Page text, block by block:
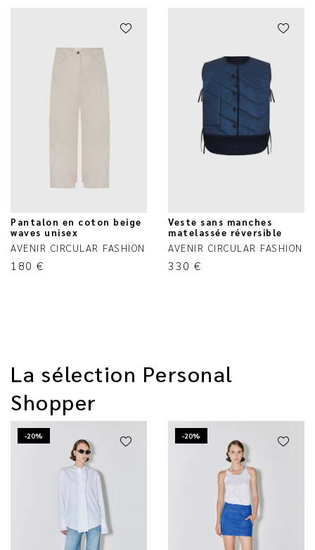
Pantalon en coton beige
waves unisex
AVENIR CIRCULAR FASHION
180 €
Veste sans manches
matelassée réversible
AVENIR CIRCULAR FASHION
330 €
La sélection Personal
Shopper
-20% -20%